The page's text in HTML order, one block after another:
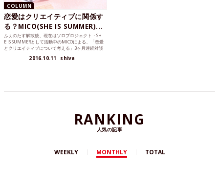
COLUMN
恋愛はクリエイティブに関係す
る？MICO(SHE IS SUMMER)...
ふぇのたす解散後、現在はソロプロジェクト・SH
E IS SUMMERとして活動中のMICOによる、「恋愛
とクリエイティブについて考える」3ヶ月連続対談
2016.10.11 shiva
RANKING
人気の記事
WEEKLY MONTHLY TOTAL